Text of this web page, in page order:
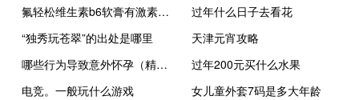
氟轻松维生素b6软膏有激素吗（维生素B6软膏有激素吗）
过年什么日子去看花
“独秀玩苍翠”的出处是哪里
天津元宵攻略
哪些行为导致意外怀孕（精子能存活多久）
过年200元买什么水果
电竞。一般玩什么游戏
女儿童外套7码是多大年龄